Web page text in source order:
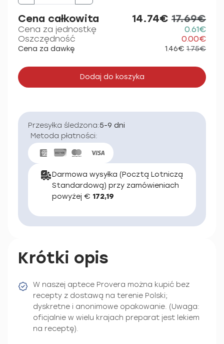
Cena całkowita 14.74€ 17.69€
Cena za jednostkę
0.61€
Oszczędność
0.00€
Cena za dawkę 1.46€ 1.75€
Dodaj do koszyka
Przesyłka śledzona:5-9 dni
Metoda płatności:
Darmowa wysyłka (Pocztą Lotniczą
Standardową) przy zamówieniach
powyżej € 172,19
Krótki opis
W naszej aptece Provera można kupić bez
recepty z dostawą na terenie Polski;
dyskretne i anonimowe opakowanie. (Uwaga:
oficjalnie w wielu krajach preparat jest lekiem
na receptę).